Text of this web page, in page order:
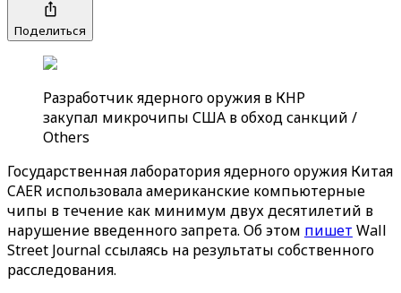
Поделиться
Разработчик ядерного оружия в КНР
закупал микрочипы США в обход санкций /
Others
Государственная лаборатория ядерного оружия Китая
CAER использовала американские компьютерные
чипы в течение как минимум двух десятилетий в
нарушение введенного запрета. Об этом пишет Wall
Street Journal ссылаясь на результаты собственного
расследования.